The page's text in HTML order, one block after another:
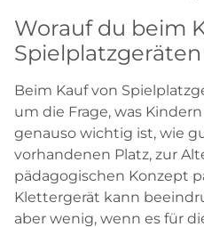
Worauf du beim
Beim Kauf von
um die Frage, was
genauso wichtig ist, wie
vorhandenen Platz, zur
pädagogischen Konzept
Klettergerät kann
aber wenig, wenn es für